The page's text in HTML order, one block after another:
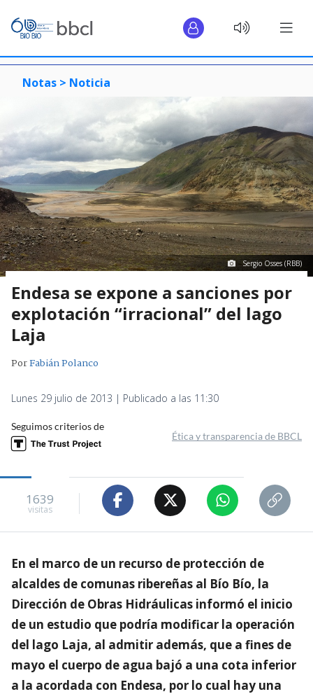
Notas > Noticia
Sergio Osses (RBB)
Endesa se expone a sanciones por
explotación “irracional” del lago
Laja
PorFabián Polanco
Lunes 29 julio de 2013 | Publicado a las 11:30
Seguimos criterios de
Ética y transparencia de BBCL
1639
visitas
En el marco de un recurso de protección de
alcaldes de comunas ribereñas al Bío Bío, la
Dirección de Obras Hidráulicas informó el inicio
de un estudio que podría modificar la operación
del lago Laja, al admitir además, que a fines de
mayo el cuerpo de agua bajó a una cota inferior
a la acordada con Endesa, por lo cual hay una